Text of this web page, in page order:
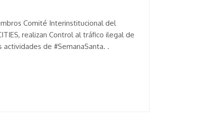
Comité Interinstitucional del
realizan Control al tráfico ilegal de
de #SemanaSanta. .